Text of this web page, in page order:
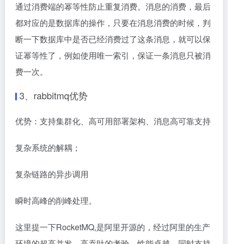
通过消费端的幂等性防止重复消费。消息的消费，最后
都对应的是数据库的操作，只要在消息消费的时候，判
断一下数据库中是否已经消费过了这条消息，就可以保
证幂等性了，例如使用唯一索引，保证一条消息只被消
费一次。
3、 rabbitmq优势
优势：支持集群化、高可用部署架构、消息高可靠支持
复杂系统的解耦；
复杂链路的异步调用
瞬时高峰的削峰处理。
这里提一下RocketMQ,是阿里开源的，经过阿里的生产